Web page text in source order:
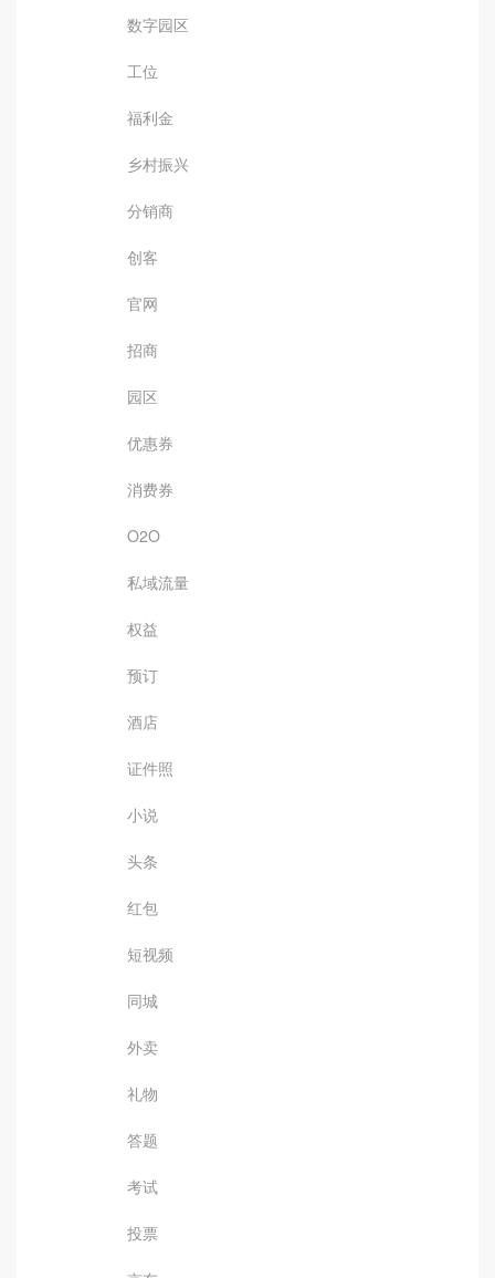
数字园区
工位
福利金
乡村振兴
分销商
创客
官网
招商
园区
优惠券
消费券
O2O
私域流量
权益
预订
酒店
证件照
小说
头条
红包
短视频
同城
外卖
礼物
答题
考试
投票